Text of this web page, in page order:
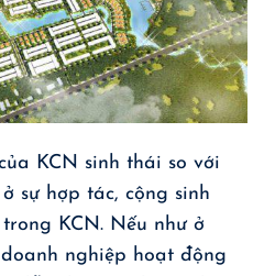
KCN sinh thái so với
sự hợp tác, cộng sinh
KCN. Nếu như ở
nghiệp hoạt động